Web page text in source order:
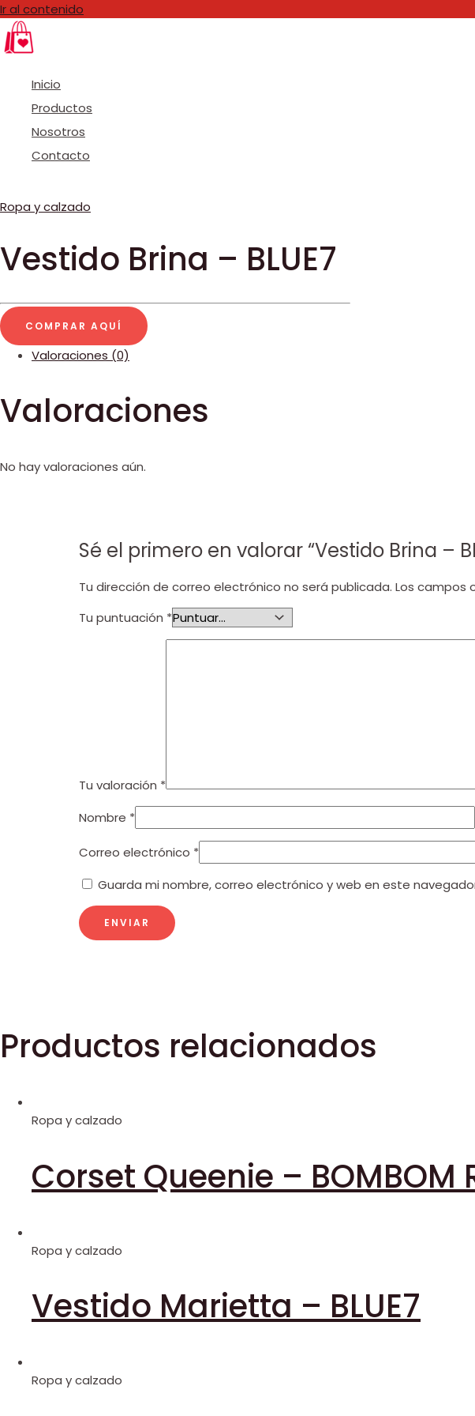
Ir al contenido
Inicio
Productos
Nosotros
Contacto
Ropa y calzado
Vestido Brina – BLUE7
COMPRAR AQUÍ
Valoraciones (0)
Valoraciones
No hay valoraciones aún.
Sé el primero en valorar “Vestido Brina –
Tu dirección de correo electrónico no será publicada. Los campos
Tu puntuación *
Tu valoración *
Nombre *
Correo electrónico *
Guarda mi nombre, correo electrónico y web en este
Productos relacionados
Ropa y calzado
Corset Queenie – BOMBOM
Ropa y calzado
Vestido Marietta – BLUE7
Ropa y calzado